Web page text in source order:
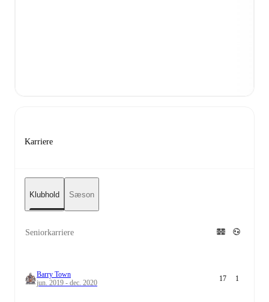
Karriere
Klubhold Sæson
Seniorkarriere
Barry Town
jun. 2019 - dec. 2020
17 1